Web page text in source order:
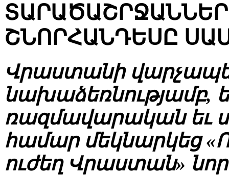
ՇՆՈՐՀԱՆԴԵՍԸ
Վրաստանի
նախաձեռնությամբ,
ռազմավարական եւ
համար մեկնարկեց
ուժեղ Վրաստան»